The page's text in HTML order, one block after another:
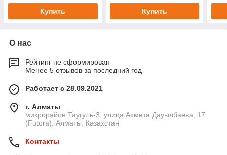
Купить Купить
О нас
Рейтинг не сформирован
Менее 5 отзывов за последний год
Работает с 28.09.2021
г. Алматы
микрорайон Таугуль-3, улица Ахмета Дауылбаева, 17
(Futora), Алматы, Казахстан
Контакты